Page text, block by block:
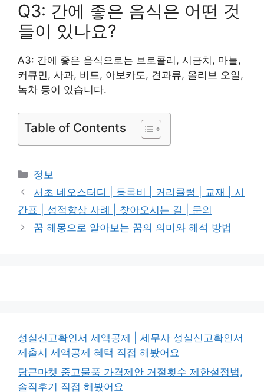
Q3: 간에 좋은 음식은 어떤 것
들이 있나요?
A3: 간에 좋은 음식으로는 브로콜리, 시금치, 마늘,
커큐민, 사과, 비트, 아보카도, 견과류, 올리브 오일,
녹차 등이 있습니다.
Table of Contents
카
테
고
리
정보
서초 네오스터디 | 등록비 | 커리큘럼 | 교재 | 시
간표 | 성적향상 사례 | 찾아오시는 길 | 문의
꿈 해몽으로 알아보는 꿈의 의미와 해석 방법
성실신고확인서 세액공제 | 세무사 성실신고확인서
제출시 세액공제 혜택 직접 해봤어요
당근마켓 중고물품 가격제안 거절횟수 제한설정법,
솔직후기 직접 해봤어요